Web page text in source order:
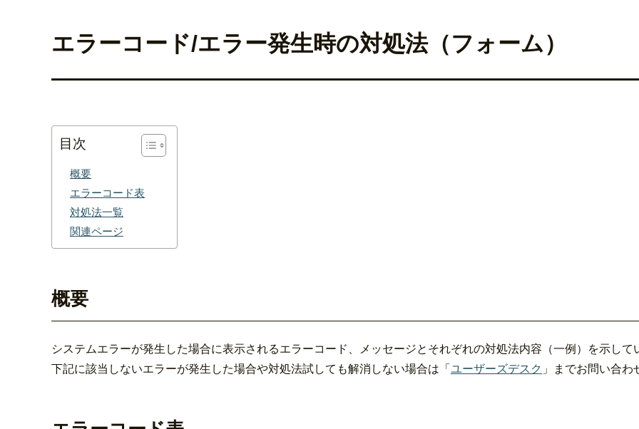
エラーコード/エラー発生時の対処法（フォーム）
目次
概要
エラーコード表
対処法一覧
関連ページ
概要
システムエラーが発生した場合に表示されるエラーコード、メッセージとそれぞれの対処法内容（一例）を示して
下記に該当しないエラーが発生した場合や対処法試しても解消しない場合は「 ユーザーズデスク 」までお問い合わ